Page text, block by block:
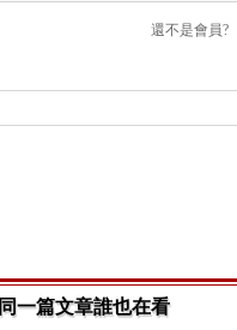
還不是會員?
同一篇文章誰也在看